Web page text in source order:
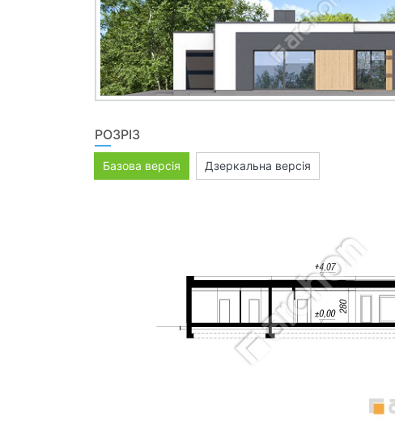
РОЗРІЗ
Базова версія Дзеркальна версія